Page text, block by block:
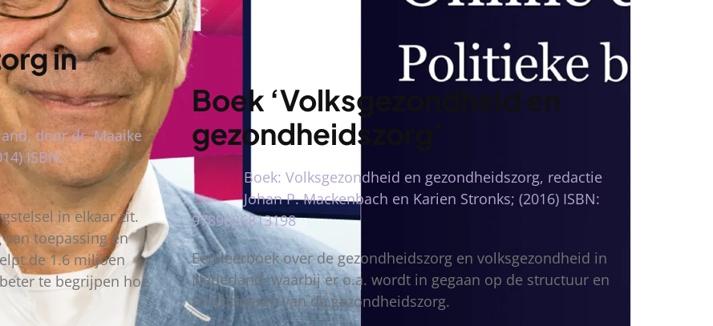
in
door dr. Maaike
ISBN:
in elkaar zit.
van toepassing en
de 1.6 miljoen
te begrijpen hoe
Boek ‘Volksgezondheid en
gezondheidszorg’
Boek: Volksgezondheid en gezondheidszorg, redactie
Johan P. Mackenbach en Karien Stronks; (2016) ISBN:
9789036813198
Een leerboek over de gezondheidszorg en volksgezondheid in
Nederland, waarbij er o.a. wordt in gegaan op de structuur en
functioneren van de gezondheidszorg.